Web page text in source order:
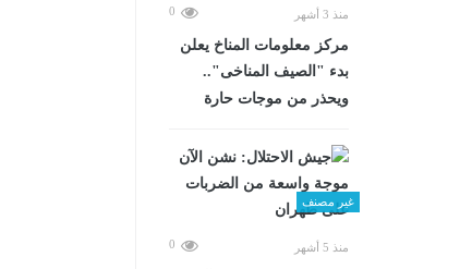
منذ 3 أشهر 0
مركز معلومات المناخ يعلن
بدء "الصيف المناخى"..
ويحذر من موجات حارة
غير مصنف
منذ 5 أشهر 0